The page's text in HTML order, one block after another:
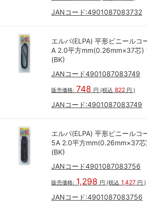
JANコード:4901087083732
エルパ(ELPA) 平形ビニールコ
A 2.0平方mm(0.26mm×37芯)
(BK)
JANコード4901087083749
販売価格: 748 円 (税込 822 円 )
JANコード:4901087083749
エルパ(ELPA) 平形ビニールコ
5A 2.0平方mm(0.26mm×37
(BK)
JANコード4901087083756
販売価格: 1,298 円 (税込 1,427 円 )
JANコード:4901087083756